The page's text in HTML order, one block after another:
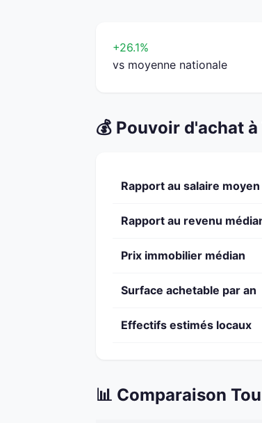
+26.1%
vs moyenne nationale
💰 Pouvoir d'achat
Rapport au salaire
Rapport au revenu
Prix immobilier médian
Surface achetable par an
Effectifs estimés locaux
📊 Comparaison